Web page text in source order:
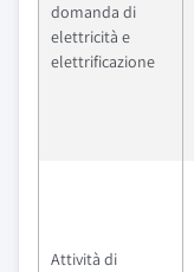
domanda di
elettricità e
elettrificazione
Attività di